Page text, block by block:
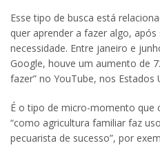
Esse tipo de busca está
quer aprender a fazer algo,
necessidade. Entre janeiro e
Google, houve um aumento de
fazer” no YouTube, nos Estados
É o tipo de micro-momento que
“como agricultura familiar faz
pecuarista de sucesso”, por